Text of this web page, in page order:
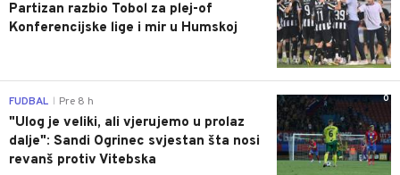
Partizan razbio Tobol za plej-of
Konferencijske lige i mir u Humskoj
0
FUDBAL Pre 8 h
"Ulog je veliki, ali vjerujemo u prolaz
dalje": Sandi Ogrinec svjestan šta nosi
revanš protiv Vitebska